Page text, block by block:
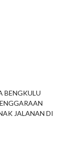
BENGKULU
JALANAN DI